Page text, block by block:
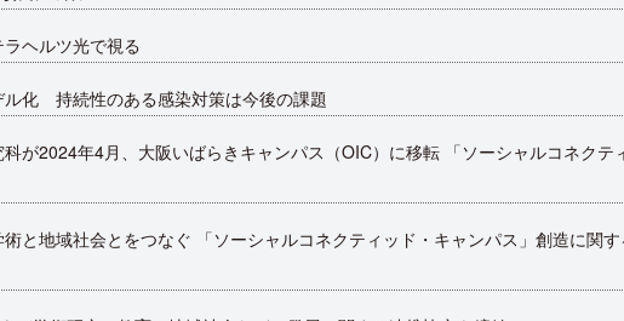
ヘルツ光で視る
ル化 持続性のある感染対策は今後の課題
が2024年4月、大阪いばらきキャンパス（OIC）に移転 「ソーシャルコネクテ
と地域社会とをつなぐ 「ソーシャルコネクティッド・キャンパス」創造に関